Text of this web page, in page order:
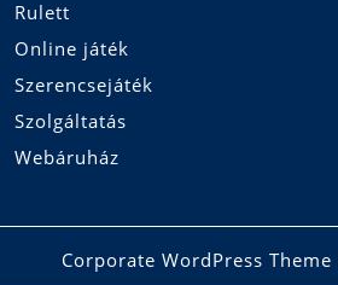
Rulett
Online játék
Szerencsejáték
Szolgáltatás
Webáruház
Corporate WordPress Theme